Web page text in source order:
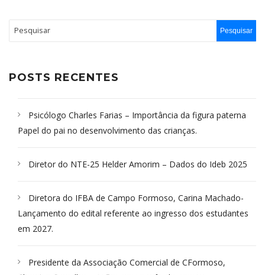
POSTS RECENTES
Psicólogo Charles Farias – Importância da figura paterna
Papel do pai no desenvolvimento das crianças.
Diretor do NTE-25 Helder Amorim – Dados do Ideb 2025
Diretora do IFBA de Campo Formoso, Carina Machado-
Lançamento do edital referente ao ingresso dos estudantes
em 2027.
Presidente da Associação Comercial de CFormoso,